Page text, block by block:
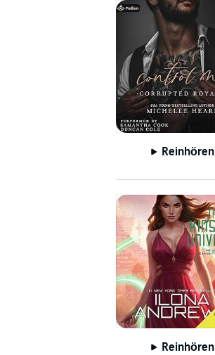
Reinhören
Reinhören